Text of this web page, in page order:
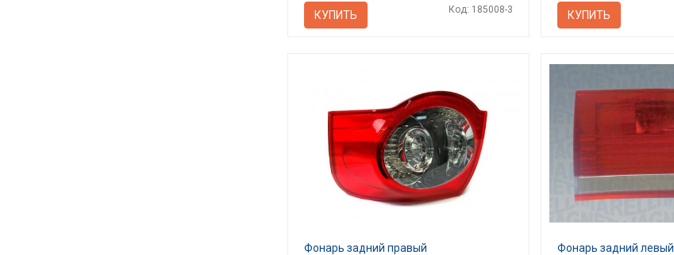
КУПИТЬ Код: 185008-3 КУПИТЬ
Фонарь задний правый Фонарь задний левый